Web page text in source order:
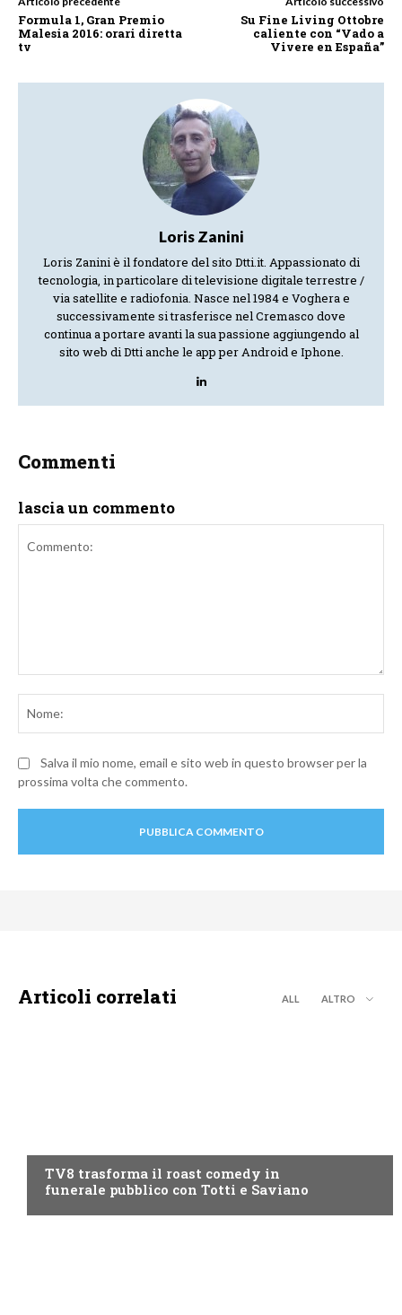
Formula 1, Gran Premio
Malesia 2016: orari diretta
tv
Su Fine Living Ottobre
caliente con “Vado a
Vivere en España”
Loris Zanini
Loris Zanini è il fondatore del sito Dtti.it. Appassionato di
tecnologia, in particolare di televisione digitale terrestre /
via satellite e radiofonia. Nasce nel 1984 e Voghera e
successivamente si trasferisce nel Cremasco dove
continua a portare avanti la sua passione aggiungendo al
sito web di Dtti anche le app per Android e Iphone.
Commenti
lascia un commento
Salva il mio nome, email e sito web in questo browser per la
prossima volta che commento.
Articoli correlati ALL ALTRO
TV8 trasforma il roast comedy in
funerale pubblico con Totti e Saviano